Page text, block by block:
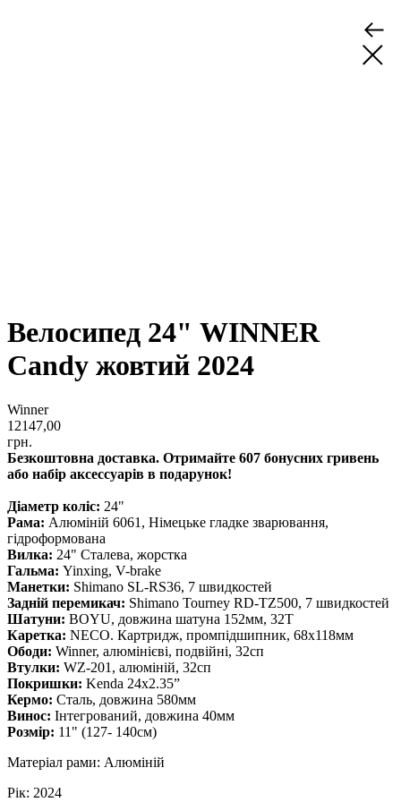
Велосипед 24" WINNER
Candy жовтий 2024
Winner
12147,00
грн.
Безкоштовна доставка. Отримайте 607 бонусних гривень
або набір аксессуарів в подарунок!
Діаметр коліс: 24"
Рама: Алюміній 6061, Німецьке гладке зварювання,
гідроформована
Вилка: 24" Сталева, жорстка
Гальма: Yinxing, V-brake
Манетки: Shimano SL-RS36, 7 швидкостей
Задній перемикач: Shimano Tourney RD-TZ500, 7 швидкостей
Шатуни: BOYU, довжина шатуна 152мм, 32Т
Каретка: NECO. Картридж, промпідшипник, 68x118мм
Ободи: Winner, алюмінієві, подвійні, 32сп
Втулки: WZ-201, алюміній, 32сп
Покришки: Kenda 24x2.35”
Кермо: Сталь, довжина 580мм
Винос: Інтегрований, довжина 40мм
Розмір: 11" (127- 140см)
Матеріал рами: Алюміній
Рік: 2024